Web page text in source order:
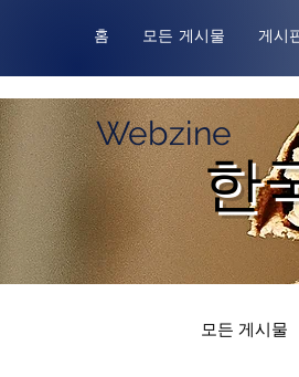
홈 모든 게시물 게시
Webzine
한
모든 게시물